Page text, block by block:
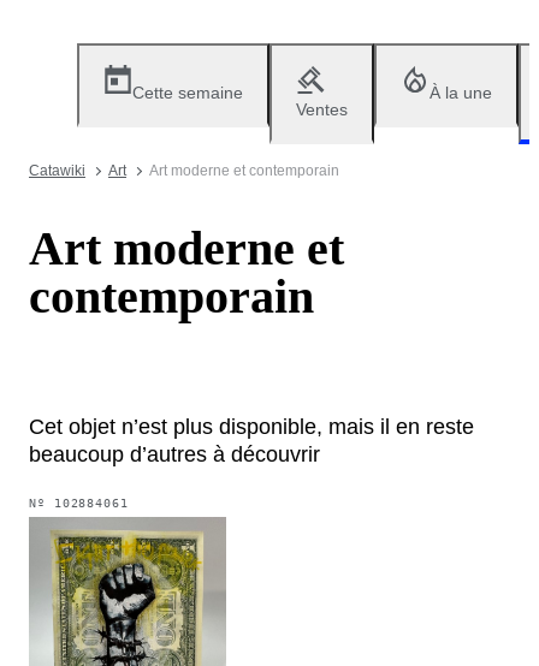
Cette semaine
Ventes
À la une
Catawiki Art Art moderne et contemporain
Art moderne et
contemporain
Cet objet n’est plus disponible, mais il en reste
beaucoup d’autres à découvrir
Nº 102884061